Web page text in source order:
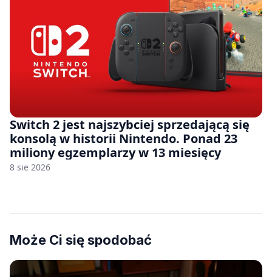
Switch 2 jest najszybciej sprzedającą się
konsolą w historii Nintendo. Ponad 23
miliony egzemplarzy w 13 miesięcy
8 sie 2026
Może Ci się spodobać